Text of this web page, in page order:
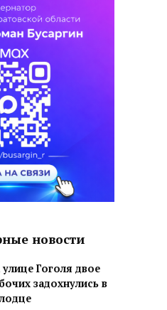
новости
Гоголя двое
задохнулись в